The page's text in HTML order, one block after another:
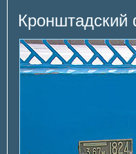
Кронштадский